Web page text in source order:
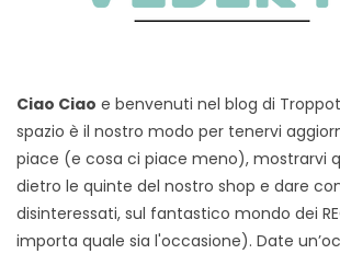
Ciao Ciao e benvenuti nel blog di
spazio è il nostro modo per tenervi
piace (e cosa ci piace meno), mostrarvi
dietro le quinte del nostro shop e dare
disinteressati, sul fantastico mondo dei
importa quale sia l'occasione). Date